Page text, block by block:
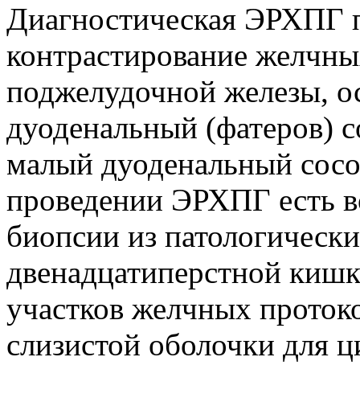
Диагностическая ЭРХПГ
контрастирование
поджелудочной железы,
дуоденальный (фатеров)
малый дуоденальный
проведении ЭРХПГ есть
биопсии из
двенадцатиперстной
участков желчных
слизистой оболочки для